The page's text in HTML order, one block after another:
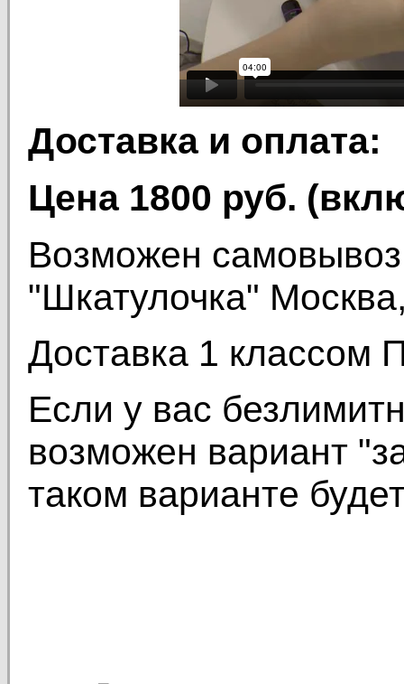
Доставка и оплата:
Цена 1800 руб.
Возможен
"Шкатулочка"
Доставка 1 классом
Если у вас
возможен вариант
таком варианте